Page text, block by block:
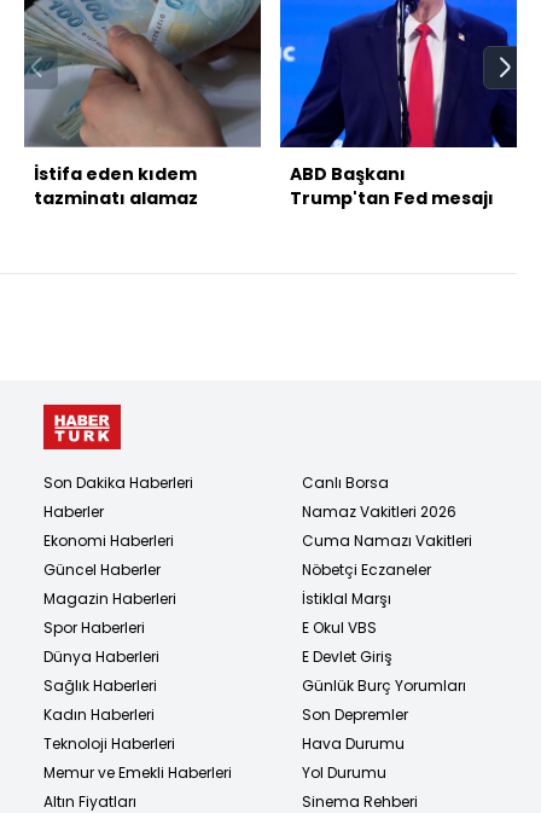
İstifa eden kıdem
tazminatı alamaz
ABD Başkanı
Trump'tan Fed mesajı
Son Dakika Haberleri
Haberler
Ekonomi Haberleri
Güncel Haberler
Magazin Haberleri
Spor Haberleri
Dünya Haberleri
Sağlık Haberleri
Kadın Haberleri
Teknoloji Haberleri
Memur ve Emekli Haberleri
Altın Fiyatları
Canlı Borsa
Namaz Vakitleri 2026
Cuma Namazı Vakitleri
Nöbetçi Eczaneler
İstiklal Marşı
E Okul VBS
E Devlet Giriş
Günlük Burç Yorumları
Son Depremler
Hava Durumu
Yol Durumu
Sinema Rehberi